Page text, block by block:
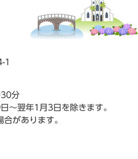
1
分
～翌年1月3日を除きます。
があります。